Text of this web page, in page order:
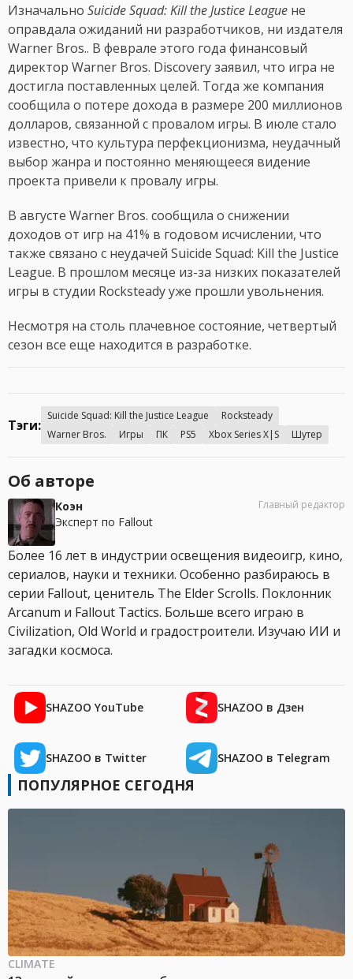
Изначально Suicide Squad: Kill the Justice League не
оправдала ожиданий ни разработчиков, ни издателя
Warner Bros.. В феврале этого года финансовый
директор Warner Bros. Discovery заявил, что игра не
достигла поставленных целей. Тогда же компания
сообщила о потере дохода в размере 200 миллионов
долларов, связанной с провалом игры. В июле стало
известно, что культура перфекционизма, неудачный
выбор жанра и постоянно меняющееся видение
проекта привели к провалу игры.
В августе Warner Bros. сообщила о снижении
доходов от игр на 41% в годовом исчислении, что
также связано с неудачей Suicide Squad: Kill the Justice
League. В прошлом месяце из-за низких показателей
игры в студии Rocksteady уже прошли увольнения.
Несмотря на столь плачевное состояние, четвертый
сезон все еще находится в разработке.
Тэги:
Suicide Squad: Kill the Justice League
Rocksteady
Warner Bros.
Игры ПК PS5 Xbox Series X|S Шутер
Об авторе
Коэн
Эксперт по Fallout
Главный редактор
Более 16 лет в индустрии освещения видеоигр, кино,
сериалов, науки и техники. Особенно разбираюсь в
серии Fallout, ценитель The Elder Scrolls. Поклонник
Arcanum и Fallout Tactics. Больше всего играю в
Civilization, Old World и градостроители. Изучаю ИИ и
загадки космоса.
SHAZOO YouTube SHAZOO в Дзен
SHAZOO в Twitter SHAZOO в Telegram
ПОПУЛЯРНОЕ СЕГОДНЯ
CLIMATE